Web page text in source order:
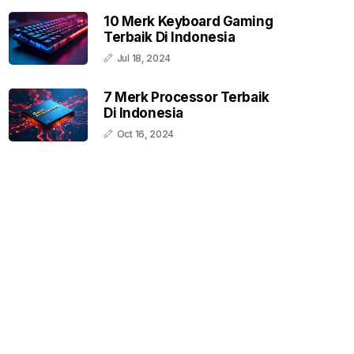
10 Merk Keyboard Gaming
Terbaik Di Indonesia
Jul 18, 2024
7 Merk Processor Terbaik
Di Indonesia
Oct 16, 2024